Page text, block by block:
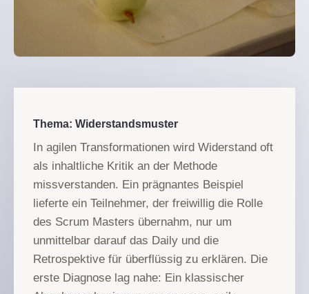
Thema: Widerstandsmuster
In agilen Transformationen wird Widerstand oft
als inhaltliche Kritik an der Methode
missverstanden. Ein prägnantes Beispiel
lieferte ein Teilnehmer, der freiwillig die Rolle
des Scrum Masters übernahm, nur um
unmittelbar darauf das Daily und die
Retrospektive für überflüssig zu erklären. Die
erste Diagnose lag nahe: Ein klassischer